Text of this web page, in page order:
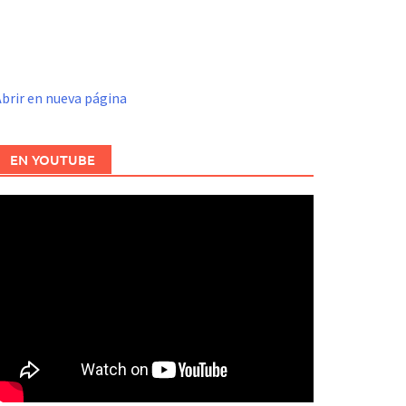
en nueva página
EN YOUTUBE